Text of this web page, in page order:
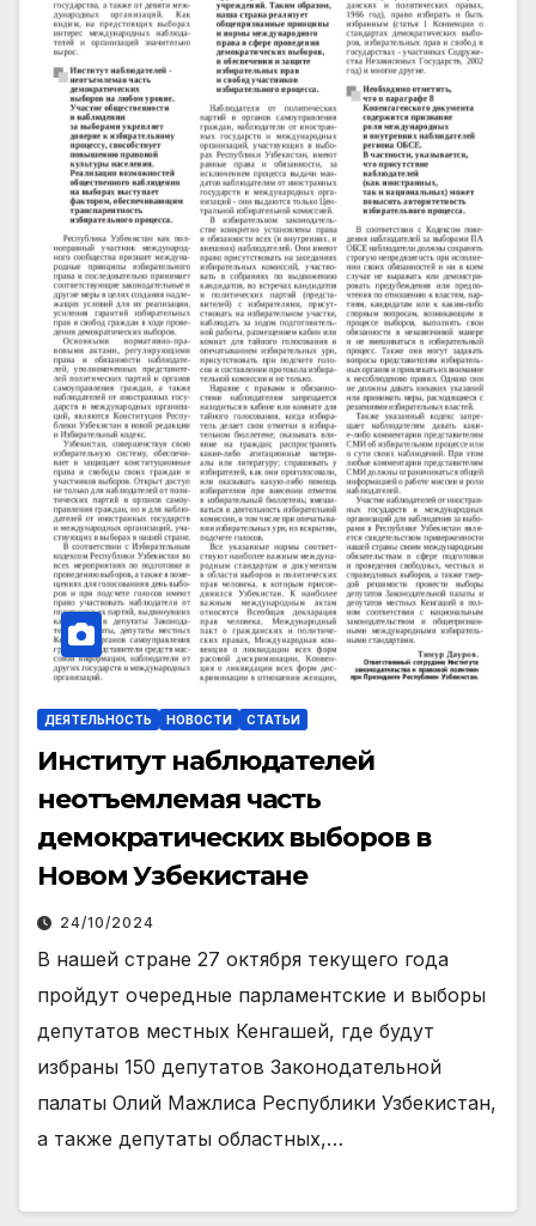
ДЕЯТЕЛЬНОСТЬ НОВОСТИ СТАТЬИ
Институт наблюдателей
неотъемлемая часть
демократическихвыборов в
Новом Узбекистане
24/10/2024
В нашей стране 27 октября текущего года
пройдут очередные парламентские и выборы
депутатов местных Кенгашей, где будут
избраны 150 депутатов Законодательной
палаты Олий Мажлиса Республики Узбекистан,
а также депутаты областных,…